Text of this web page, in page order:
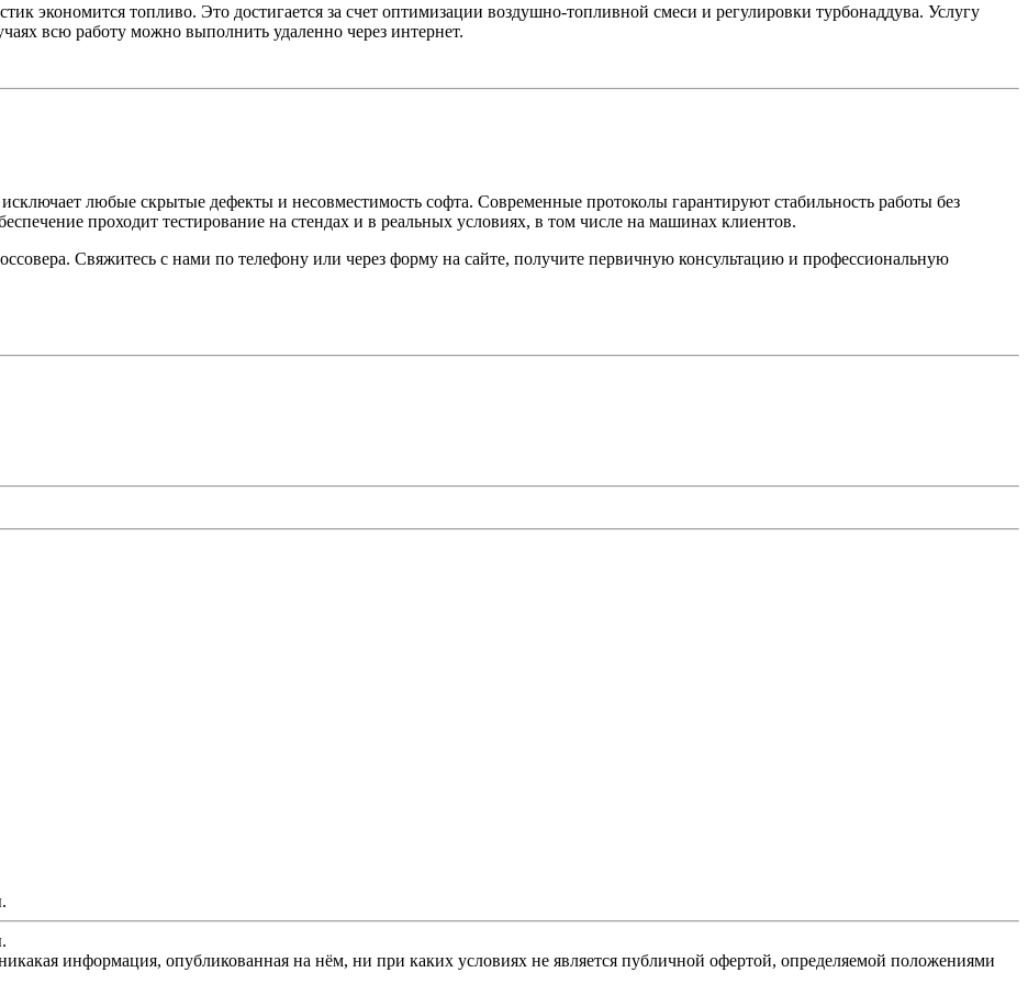
экономится топливо. Это достигается за счет оптимизации воздушно-топливной смеси и регулировки турбонаддува. Услугу
всю работу можно выполнить удаленно через интернет.
любые скрытые дефекты и несовместимость софта. Современные протоколы гарантируют стабильность работы без
проходит тестирование на стендах и в реальных условиях, в том числе на машинах клиентов.
Свяжитесь с нами по телефону или через форму на сайте, получите первичную консультацию и профессиональную
информация, опубликованная на нём, ни при каких условиях не является публичной офертой, определяемой положениями